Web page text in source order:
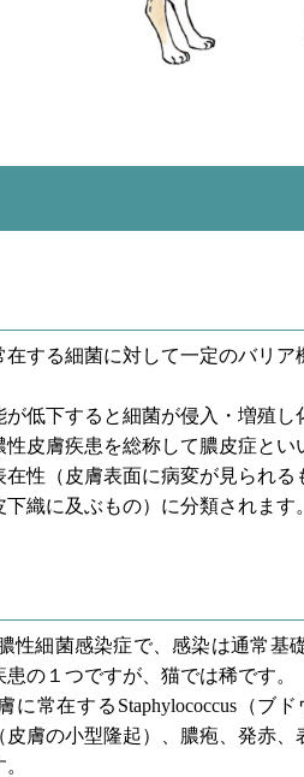
する細菌に対して一定のバリ
が低下すると細菌が侵入・増殖
皮膚疾患を総称して膿皮症とい
性（皮膚表面に病変が見られ
織に及ぶもの）に分類されます。
性細菌感染症で、感染は通常基
の１つですが、猫では稀です。
に常在するStaphylococcus（ブ
膚の小型隆起）、膿疱、発赤